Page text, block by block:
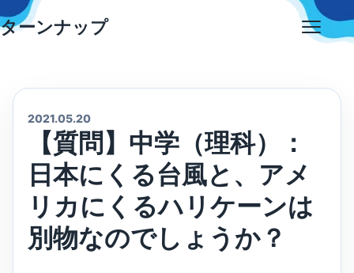
Skip
to
ターンナップ
2021.05.20
【質問】中学（理科）：
日本にくる台風と、アメ
リカにくるハリケーンは
別物なのでしょうか？